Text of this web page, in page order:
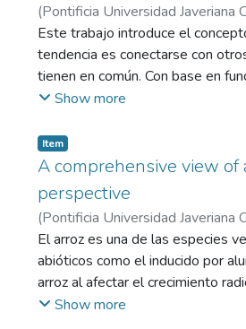
(Pontificia Universidad Javeriana
Ernesto
Este trabajo introduce el
tendencia es conectarse con
tienen en común. Con base en
asortatividad local de cada nodo
estructural en redes complejas.
Show more
Item
A comprehensive view
perspective
(Pontificia Universidad Javeriana
Merchán, Víctor Hugo ;Clavijo
El arroz es una de las especies
abióticos como el inducido por
arroz al afectar el crecimiento
cuanto a la respuesta molecular
Show more